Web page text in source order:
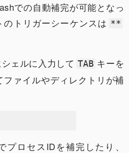
での自動補完が可能となっ
トリガーシーケンスは **
ェルに入力して TAB キーを
ァイルやディレクトリが補
プロセスIDを補完したり、